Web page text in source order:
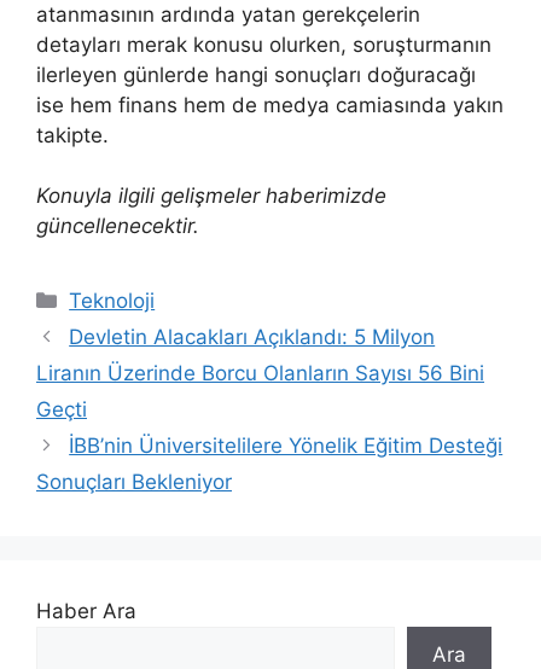
atanmasının ardında yatan gerekçelerin
detayları merak konusu olurken, soruşturmanın
ilerleyen günlerde hangi sonuçları doğuracağı
ise hem finans hem de medya camiasında yakın
takipte.
Konuyla ilgili gelişmeler haberimizde
güncellenecektir.
Kategoriler
Teknoloji
Devletin Alacakları Açıklandı: 5 Milyon
Liranın Üzerinde Borcu Olanların Sayısı 56 Bini
Geçti
İBB’nin Üniversitelilere Yönelik Eğitim Desteği
Sonuçları Bekleniyor
Haber Ara
Ara